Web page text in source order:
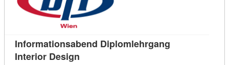
Informationsabend Diplomlehrgang
Interior Design